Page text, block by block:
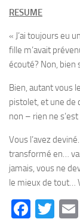
RESUME
« J’ai toujours eu
fille m’avait
écouté? Non, bien
Bien, autant vous
pistolet, et une de
non – rien ne s’est
Vous l’avez
transformé en…
jamais, vous ne
le mieux de tout…